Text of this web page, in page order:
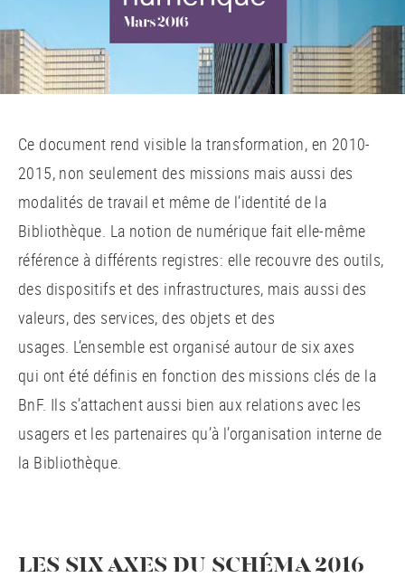
Ce document rend visible la transformation, en 2010-
2015, non seulement des missions mais aussi des
modalités de travail et même de l’identité de la
Bibliothèque. La notion de numérique fait elle-même
référence à différents registres: elle recouvre des outils,
des dispositifs et des infrastructures, mais aussi des
valeurs, des services, des objets et des
usages. L’ensemble est organisé autour de six axes
qui ont été définis en fonction des missions clés de la
BnF. Ils s’attachent aussi bien aux relations avec les
usagers et les partenaires qu’à l’organisation interne de
la Bibliothèque.
LES SIX AXES DU SCHÉMA 2016